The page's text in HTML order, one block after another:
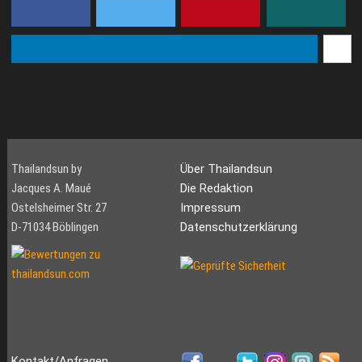
atemberaubenden
Thailandsun by
Jacques A. Maué
Ostelsheimer Str. 27
D-71034 Böblingen
Über Thailandsun
Die Redaktion
Impressum
Datenschutzerklärung